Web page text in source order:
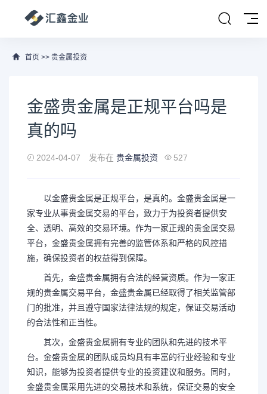
首页 >> 贵金属投资
金盛贵金属是正规平台吗是
真的吗
2024-04-07 发布在 贵金属投资 527
以金盛贵金属是正规平台，是真的。金盛贵金属是一
家专业从事贵金属交易的平台，致力于为投资者提供安
全、透明、高效的交易环境。作为一家正规的贵金属交易
平台，金盛贵金属拥有完善的监管体系和严格的风控措
施，确保投资者的权益得到保障。
首先，金盛贵金属拥有合法的经营资质。作为一家正
规的贵金属交易平台，金盛贵金属已经取得了相关监管部
门的批准，并且遵守国家法律法规的规定，保证交易活动
的合法性和正当性。
其次，金盛贵金属拥有专业的团队和先进的技术平
台。金盛贵金属的团队成员均具有丰富的行业经验和专业
知识，能够为投资者提供专业的投资建议和服务。同时，
金盛贵金属采用先进的交易技术和系统，保证交易的安全